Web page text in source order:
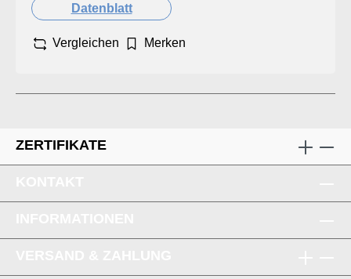
Datenblatt
Vergleichen Merken
ZERTIFIKATE